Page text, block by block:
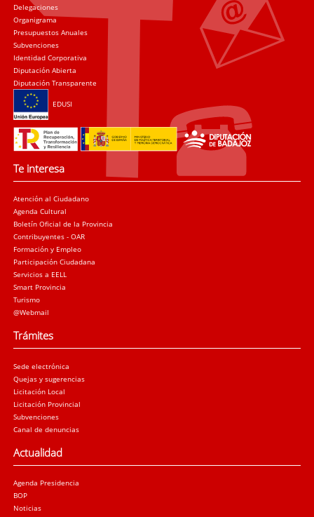
Delegaciones
Organigrama
Presupuestos Anuales
Subvenciones
Identidad Corporativa
Diputación Abierta
Diputación Transparente
EDUSI
Te interesa
Atención al Ciudadano
Agenda Cultural
Boletín Oficial de la Provincia
Contribuyentes - OAR
Formación y Empleo
Participación Ciudadana
Servicios a EELL
Smart Provincia
Turismo
@Webmail
Trámites
Sede electrónica
Quejas y sugerencias
Licitación Local
Licitación Provincial
Subvenciones
Canal de denuncias
Actualidad
Agenda Presidencia
BOP
Noticias